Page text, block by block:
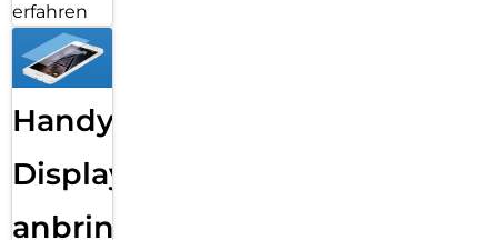
erfahren
Handy
Displayfolie
anbringen